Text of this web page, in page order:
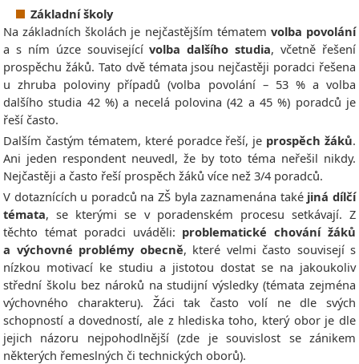
Základní školy
Na základních školách je nejčastějším tématem volba povolání
a s ním úzce souvisejícívolba dalšího studia, včetně řešení
prospěchu žáků. Tato dvě témata jsou nejčastěji poradci řešena
u zhruba poloviny případů (volba povolání – 53 % a volba
dalšího studia 42 %) a necelá polovina (42 a 45 %) poradců je
řeší často.
Dalším častým tématem, které poradce řeší, je prospěch žáků.
Ani jeden respondent neuvedl, že by toto téma neřešil nikdy.
Nejčastěji a často řeší prospěch žáků více než 3/4 poradců.
V dotaznících u poradců na ZŠ byla zaznamenána také jiná dílčí
témata, se kterými se v poradenském procesu setkávají. Z
těchto témat poradci uváděli: problematické chování žáků
a výchovné problémy obecně, které velmi často souvisejí s
nízkou motivací ke studiu a jistotou dostat se na jakoukoliv
střední školu bez nároků na studijní výsledky (témata zejména
výchovného charakteru). Žáci tak často volí ne dle svých
schopností a dovedností, ale z hlediska toho, který obor je dle
jejich názoru nejpohodlnější (zde je souvislost se zánikem
některých řemeslných či technických oborů).